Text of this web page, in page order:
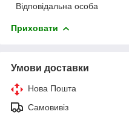
Відповідальна особа
Приховати
Умови доставки
Нова Пошта
Самовивіз